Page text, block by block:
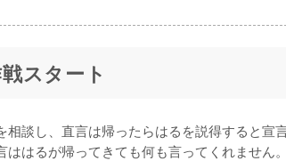
スタート
相談し、直言は帰ったらはるを説得すると宣
はるが帰ってきても何も言ってくれません。